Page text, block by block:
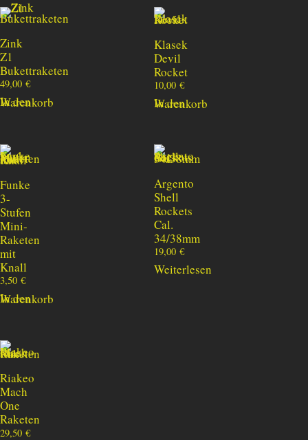
Zink
Z1
Bukettraketen
49,00 €
In den Warenkorb
Klasek
Devil
Rocket
10,00 €
In den Warenkorb
Funke
3-
Stufen
Mini-
Raketen
mit
Knall
3,50 €
In den Warenkorb
Argento
Shell
Rockets
Cal.
34/38mm
19,00 €
Weiterlesen
Riakeo
Mach
One
Raketen
29,50 €